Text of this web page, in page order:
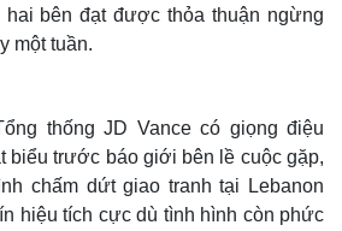
bên đạt được thỏa thuận ngừng
một tuần.
thống JD Vance có giọng điệu
biểu trước báo giới bên lề cuộc gặp,
chấm dứt giao tranh tại Lebanon
hiệu tích cực dù tình hình còn phức